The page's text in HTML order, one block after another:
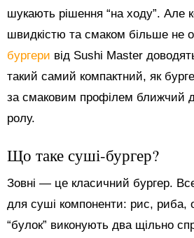
шукають рішення “на ходу”. Але
швидкістю та смаком більше не
бургери від Sushi Master
такий самий компактний, як
за смаковим профілем ближчий
ролу.
Що таке суші-бургер?
Зовні — це класичний бургер.
для суші компоненти: рис, риба,
“булок” виконують два щільно